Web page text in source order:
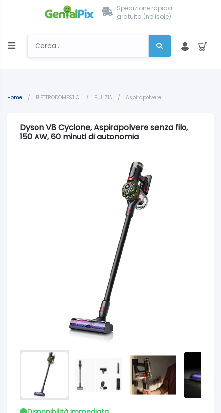
Spedizione rapida
gratuita (no isole)
Home / ELETTRODOMESTICI / PULIZIA / Aspirapolvere
Dyson V8 Cyclone, Aspirapolvere senza filo,
150 AW, 60 minuti di autonomia